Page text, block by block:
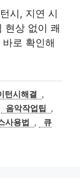
시, 지연 시
현상 없이 쾌
로 확인해
턴시해결
,
음악작업팁
,
사용법 ,
큐